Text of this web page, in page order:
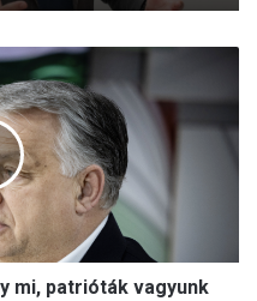
mi, patrióták vagyunk